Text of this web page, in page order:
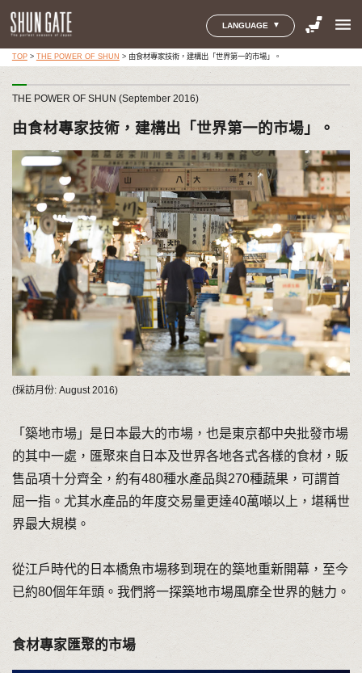
LANGUAGE menu
TOP> THE POWER OF SHUN > 由食材專家技術，建構出「世界第一的市場」。
THE POWER OF SHUN (September 2016)
由食材專家技術，建構出「世界第一的市場」。
(採訪月份: August 2016)
「築地市場」是日本最大的市場，也是東京都中央批發市場
的其中一處，匯聚來自日本及世界各地各式各樣的食材，販
售品項十分齊全，約有480種水產品與270種蔬果，可謂首
屈一指。尤其水產品的年度交易量更達40萬噸以上，堪稱世
界最大規模。
從江戶時代的日本橋魚市場移到現在的築地重新開幕，至今
已約80個年年頭。我們將一探築地市場風靡全世界的魅力。
食材專家匯聚的市場